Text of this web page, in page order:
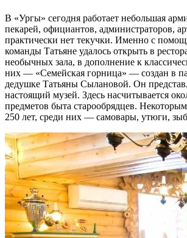
В «Ургы» сегодня работает небольшая
пекарей, официантов, администраторов,
практически нет текучки. Именно с
команды Татьяне удалось открыть в
необычных зала, в дополнение к
них — «Семейская горница» — создан в
дедушке Татьяны Сылановой. Он
настоящий музей. Здесь насчитывается
предметов быта старообрядцев.
250 лет, среди них — самовары, утюги,